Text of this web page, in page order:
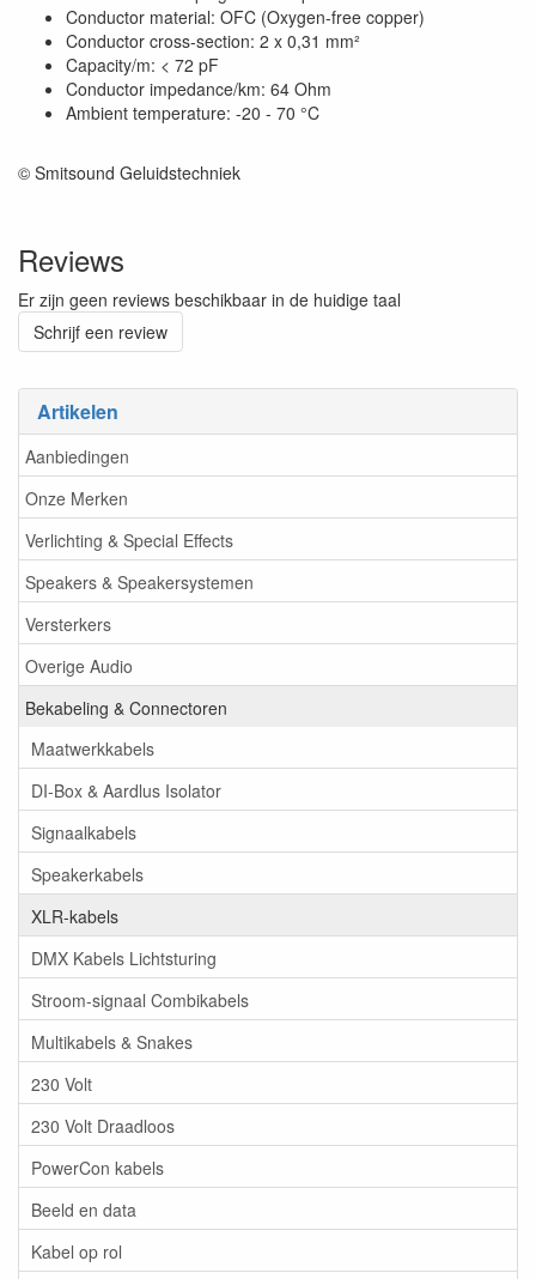
Artikelen
Aanbiedingen
Onze Merken
Verlichting & Special Effects
Speakers & Speakersystemen
Versterkers
Overige Audio
Bekabeling & Connectoren
Maatwerkkabels
DI-Box & Aardlus Isolator
Signaalkabels
Speakerkabels
XLR-kabels
DMX Kabels Lichtsturing
Stroom-signaal Combikabels
Multikabels & Snakes
230 Volt
230 Volt Draadloos
PowerCon kabels
Beeld en data
Kabel op rol
Conductor material: OFC (Oxygen-free copper)
Conductor cross-section: 2 x 0,31 mm²
Capacity/m: < 72 pF
Conductor impedance/km: 64 Ohm
Ambient temperature: -20 - 70 °C
© Smitsound Geluidstechniek
Reviews
Er zijn geen reviews beschikbaar in de huidige taal
Schrijf een review